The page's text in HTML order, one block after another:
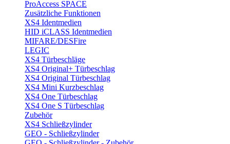
ProAccess SPACE
Zusätzliche Funktionen
XS4 Identmedien
HID iCLASS Identmedien
MIFARE/DESFire
LEGIC
XS4 Türbeschläge
XS4 Original+ Türbeschlag
XS4 Original Türbeschlag
XS4 Mini Kurzbeschlag
XS4 One Türbeschlag
XS4 One S Türbeschlag
Zubehör
XS4 Schließzylinder
GEO - Schließzylinder